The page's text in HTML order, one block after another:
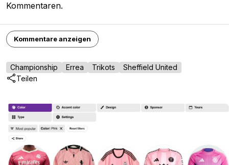
Kommentaren.
Kommentare anzeigen
Championship Errea Trikots
Sheffield United
Teilen